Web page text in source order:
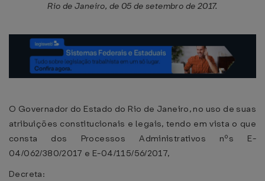
Rio de Janeiro, de 05 de setembro de 2017.
O Governador do Estado do Rio de Janeiro, no uso de suas
atribuições constitucionais e legais, tendo em vista o que
consta dos Processos Administrativos nºs E-
04/062/380/2017 e E-04/115/56/2017,
Decreta: